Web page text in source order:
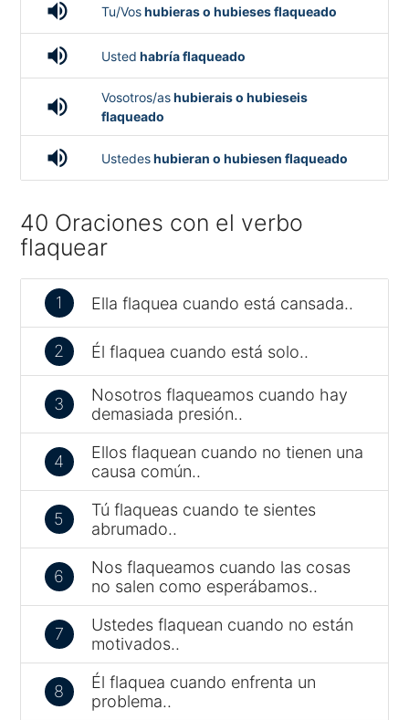
volume_up Tu/Voshubieras o hubieses flaqueado
volume_up Usted habría flaqueado
volume_up Vosotros/ashubierais o hubieseis
flaqueado
volume_up Ustedeshubieran o hubiesen flaqueado
40 Oraciones con el verbo
flaquear
1 Ella flaquea cuando está cansada..
2 Él flaquea cuando está solo..
3
Nosotros flaqueamos cuando hay
demasiada presión..
4
Ellos flaquean cuando no tienen una
causa común..
5
Tú flaqueas cuando te sientes
abrumado..
6
Nos flaqueamos cuando las cosas
no salen como esperábamos..
7
Ustedes flaquean cuando no están
motivados..
8
Él flaquea cuando enfrenta un
problema..